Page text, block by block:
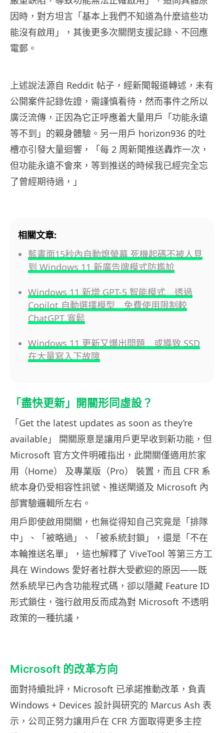
因時，對方坦言「基本上我們不知道為什麼這些功
能沒有啟用」，其後更多次關閉支援記錄、不回應
電郵。
上述說法源自 Reddit 帖子，經新聞報道轉述，未有
公開案件記錄佐證，需謹慎看待，然而事件之所以
廣泛流傳，正因為它正呼應着大量用戶「功能永遠
等不到」的親身體驗。另一用戶 horizon936 的吐
槽亦引發大量迴響，「每 2 周新聞推送轟炸一次，
但功能永遠不會來，等到推送的時候我已經完全忘
了曾經期待過，」
相關文章:
藍畫面15秒內自動熄螢幕 死機起碼不被人見
到 Windows 11 新廣告牌模式防尷尬
Windows 11 新增 GPT-5 智能模式 透過
Copilot 自動選擇模型 免費使用限制較
ChatGPT 寬鬆
Windows 11 更新又爆出問題 或導致 SSD
在大量寫入下故障
「盡快更新」開關形同虛設？
「Get the latest updates as soon as they’re
available」 開關原意是讓用戶更早收到新功能，但
Microsoft 官方文件明確指出，此開關僅適用於家
用（Home） 及專業版（Pro） 裝置，而且 CFR 系
統本身仍受相容性訊號、推送閘道及 Microsoft 內
部實驗邏輯所左右。
用戶即使啟用開關，也無從得知自己究竟是「排隊
中」、「被略過」、「被系統封鎖」，還是「不在
本輪推送名單」，這也解釋了 ViveTool 等第三方工
具在 Windows 愛好者社群大受歡迎的原因——既
然系統早已內含功能程式碼，卻以隱藏 Feature ID
形式鎖住，強行啟用反而成為對 Microsoft 不透明
政策的一種抗議，
Microsoft 的改革方向
面對持續批評，Microsoft 已承諾推動改革，負責
Windows + Devices 設計與研究的 Marcus Ash 表
示，公司正努力讓用戶在 CFR 方面取得更多主控